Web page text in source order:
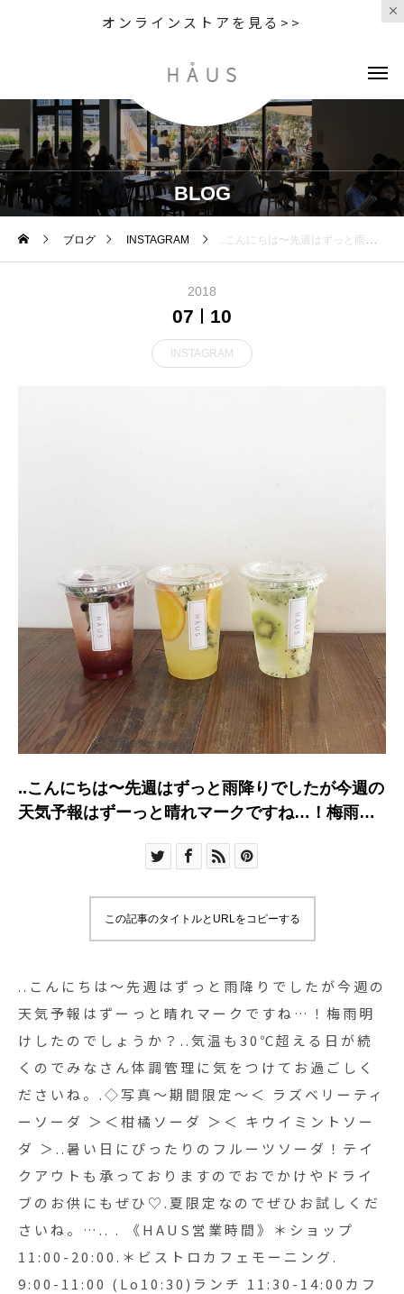
オンラインストアを見る>>
BLOG
ブログ INSTAGRAM ..こんにちは〜先週はずっと雨降りでしたが今週の天気予報はずーっと晴れマークですね…！梅雨明けしたのでしょうか？︎..気温も30℃超える日が続くのでみなさん体調管理に気をつけてお過ごしくださいね。.◇写真〜期間限定〜＜ ラズベリーティーソーダ ＞＜柑橘ソーダ ＞＜ キウイミントソーダ ＞..暑い日にぴったりのフルーツソーダ！テイクアウトも承っておりますのでおでかけやドライブのお供にもぜひ♡.夏限定なのでぜひお試しくださいね。….. . 《HAUS営業時間》＊ショップ 11:00-20:00.＊ビストロカフェモーニング. 9:00-11:00 (Lo10:30)ランチ 11:30-14:00カフェ 14:00-18:00ディナー 18:00-21:00 (Lo20:15) ….#drink #ドリンク #期間限定 #夏限定#フルーツソーダ #soda#自家製シロップ #シロップ漬け#キウイミントソーダ#柑橘ソーダ#ラズベリーティーソーダ#ハーブ #ミント #タイム #ローズマリー#takeout #テイクアウト#cafestagram #instafood #cafe #カフェ #カフェ巡り#haus_matsue #hausmatsue #松江カフェ #島根カフェ#松江 #島根 #山陰
2018
07 10
INSTAGRAM
..こんにちは〜先週はずっと雨降りでしたが今週の
天気予報はずーっと晴れマークですね…！梅雨明
のでみなさん体調管理に気をつけてお過ごしくだ
ソーダ ＞＜柑橘ソーダ ＞＜ キウイミントソーダ
お供にもぜひ♡.夏限定なのでぜひお試しください
ね。….. . 《HAUS営業時間》＊ショップ 11:00-
20:00.＊ビストロカフェモーニング. 9:00-11:00
ンク #期間限定 #夏限定#フルーツソーダ #soda#
自家製シロップ #シロップ漬け#キウイミントソー
ダ#柑橘ソーダ#ラズベリーティーソーダ#ハーブ #
ミント #タイム #ローズマリー#takeout #テイクア
ウト#cafestagram #instafood #cafe #カフェ #カ
フェ巡り#haus_matsue #hausmatsue #松江カフ
ェ #島根カフェ#松江 #島根 #山陰
この記事のタイトルとURLをコピーする
..こんにちは〜先週はずっと雨降りでしたが今週の
天気予報はずーっと晴れマークですね…！梅雨明
けしたのでしょうか？︎..気温も30℃超える日が続
くのでみなさん体調管理に気をつけてお過ごしく
ださいね。.◇写真〜期間限定〜＜ ラズベリーティ
ーソーダ ＞＜柑橘ソーダ ＞＜ キウイミントソー
ダ ＞..暑い日にぴったりのフルーツソーダ！テイ
クアウトも承っておりますのでおでかけやドライ
ブのお供にもぜひ♡.夏限定なのでぜひお試しくだ
さいね。….. . 《HAUS営業時間》＊ショップ
11:00-20:00.＊ビストロカフェモーニング.
9:00-11:00 (Lo10:30)ランチ 11:30-14:00カフ